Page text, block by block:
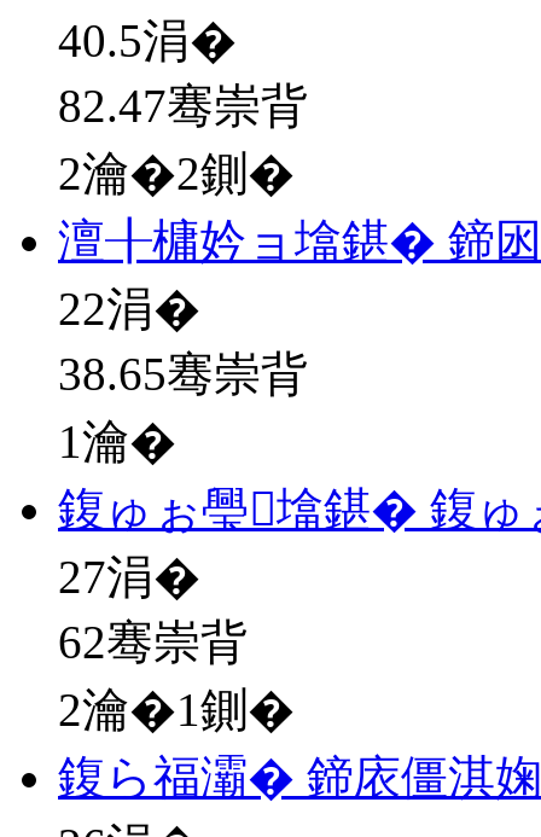
40.5涓�
82.47骞崇背
2瀹�2鍘�
澶╂槦妗ョ墖鍖� 鍗
22涓�
38.65骞崇背
1瀹�
鍑ゅぉ璺墖鍖� 鍑ゅ
27涓�
62骞崇背
2瀹�1鍘�
鍑ら福灞� 鍗庡僵淇